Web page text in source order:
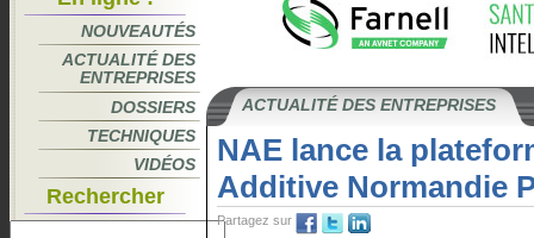
NOUVEAUTÉS
ACTUALITÉ DES
ENTREPRISES
DOSSIERS
TECHNIQUES
VIDÉOS
Rechercher
ACTUALITÉ DES ENTREPRISES
NAE lance la
Additive Normandie
Partagez sur